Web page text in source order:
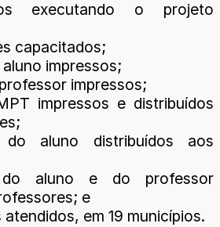
executando o projeto
capacitados;
impressos;
impressos;
impressos e distribuídos
aluno distribuídos aos
aluno e do professor
e
em 19 municípios.